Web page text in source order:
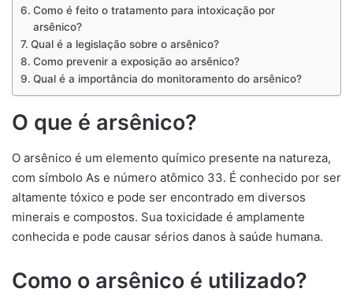
Como é feito o tratamento para intoxicação por
arsênico?
Qual é a legislação sobre o arsênico?
Como prevenir a exposição ao arsênico?
Qual é a importância do monitoramento do arsênico?
O que é arsênico?
O arsênico é um elemento químico presente na natureza,
com símbolo As e número atômico 33. É conhecido por ser
altamente tóxico e pode ser encontrado em diversos
minerais e compostos. Sua toxicidade é amplamente
conhecida e pode causar sérios danos à saúde humana.
Como o arsênico é utilizado?